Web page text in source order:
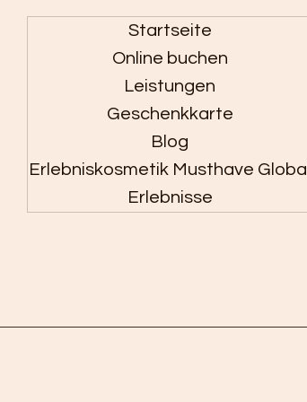
Anmelden
Startseite
Online buchen
Leistungen
Geschenkkarte
Blog
Erlebniskosmetik Musthave Global
Erlebnisse